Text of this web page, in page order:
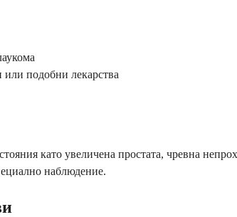
подобни лекарства
като увеличена простата, чревна
наблюдение.